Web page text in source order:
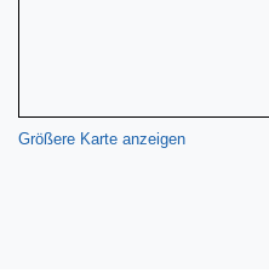
Größere Karte anzeigen